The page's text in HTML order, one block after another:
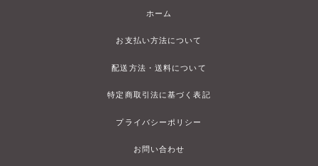
ホーム
お支払い方法について
配送方法・送料について
特定商取引法に基づく表記
プライバシーポリシー
お問い合わせ